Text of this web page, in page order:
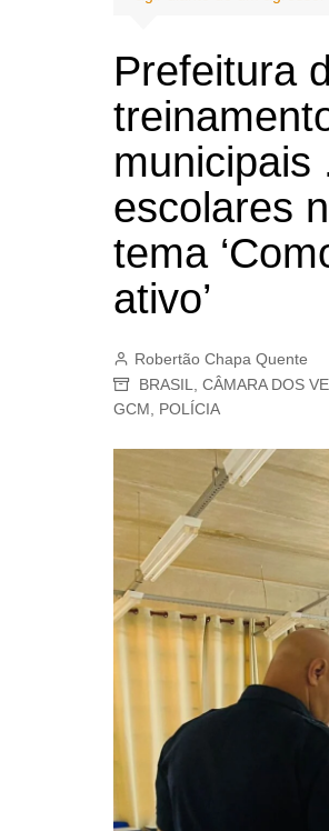
Prefeitura
municipais
escolares
tema
ativo’
Robertão Chapa Quente
BRASIL
CÂMARA DOS
GCM
POLÍCIA